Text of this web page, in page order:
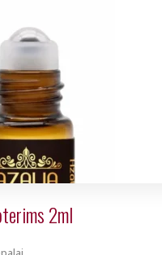
€4.00.
2ml